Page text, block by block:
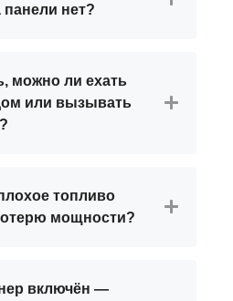
нет?
можно ли ехать
или вызывать
топливо
мощности?
включён —